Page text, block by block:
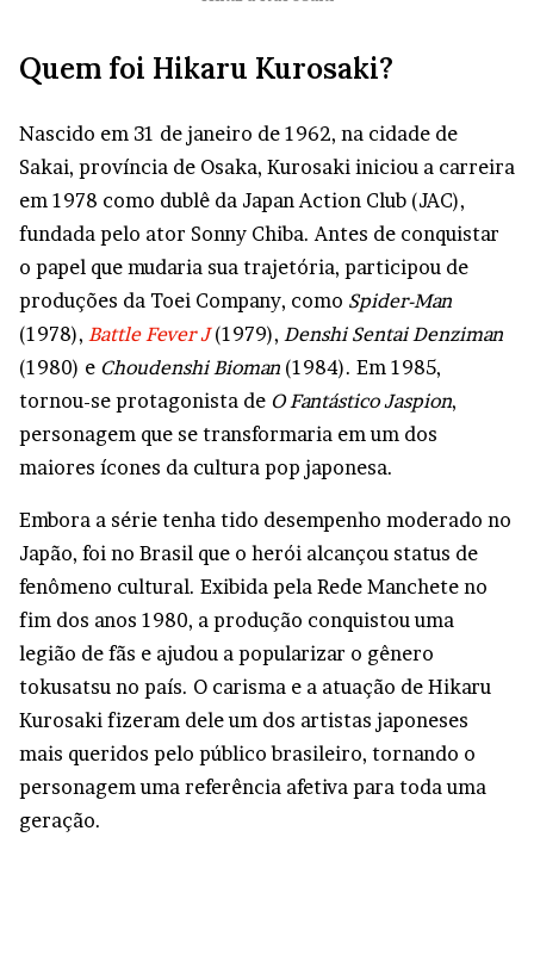
Quem foi Hikaru Kurosaki?
Nascido em 31 de janeiro de 1962, na cidade de
Sakai, província de Osaka, Kurosaki iniciou a carreira
em 1978 como dublê da Japan Action Club (JAC),
fundada pelo ator Sonny Chiba. Antes de conquistar
o papel que mudaria sua trajetória, participou de
produções da Toei Company, como Spider-Man
(1978), Battle Fever J(1979), Denshi Sentai Denziman
(1980) e Choudenshi Bioman (1984). Em 1985,
tornou-se protagonista de O Fantástico Jaspion,
personagem que se transformaria em um dos
maiores ícones da cultura pop japonesa.
Embora a série tenha tido desempenho moderado no
Japão, foi no Brasil que o herói alcançou status de
fenômeno cultural. Exibida pela Rede Manchete no
fim dos anos 1980, a produção conquistou uma
legião de fãs e ajudou a popularizar o gênero
tokusatsu no país. O carisma e a atuação de Hikaru
Kurosaki fizeram dele um dos artistas japoneses
mais queridos pelo público brasileiro, tornando o
personagem uma referência afetiva para toda uma
geração.